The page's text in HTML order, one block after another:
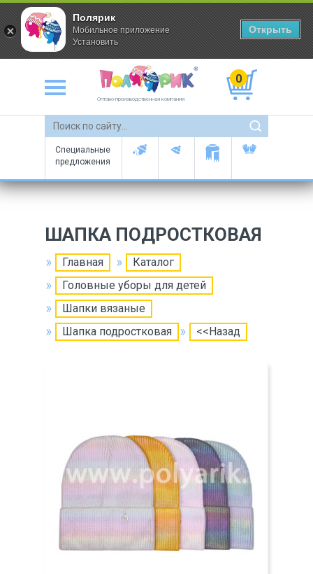
Оптово-производственная компания
0
Специальные
предложения
ШАПКА ПОДРОСТКОВАЯ
Главная
Каталог
Головные уборы для детей
Шапки вязаные
Шапка подростковая
<<Назад
Полярик
Мобильное приложение
Установить
Открыть